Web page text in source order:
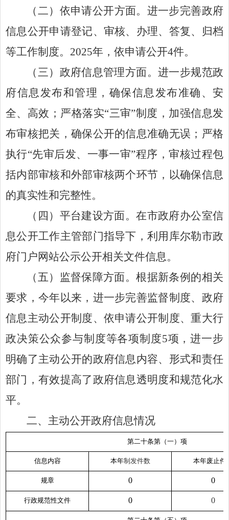
（二） 依申请公开方面。 进一步完善政府
信息公开申请登记、审核、办理、答复、归档
等工作制度。 2025年，依申请公开4件。
（三）政府信息管理方面。进一步规范政
府信息发布和管理，确保信息发布准确、安
全、高效 ； 严格落实“三审”制度，加强信息发
布审核把关，确保公开的信息准确无误；严格
执行“先审后发、一事一审”程序，审核过程包
括内部审核和外部审核两个环节，以确保信息
的真实性和完整性。
（四）平台建设方面。在市政府办公室信
息公开工作主管部门指导下，利用库尔勒市政
府门户网站公示公开相关文件信息。
（五）监督保障方面。根据新条例的相关
要求，今年以来 ， 进一步完善监督制度、政府
信息主动公开制度、依申请公开制度、重大行
政决策公众参与制度等各项制度5项 ，进一步
明确了主动公开的政府信息内容、形式和责任
部门，有效提高了政府信息透明度和规范化水
平。
二、主动公开政府信息情况
第二十条第（一）项
信息内容 本年制发件数 本年废止件
规章 0 0
行政规范性文件 0 0